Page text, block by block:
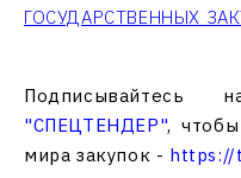
ГОСУДАРСТВЕННЫХ
Подписывайтесь
"СПЕЦТЕНДЕР",
мира закупок - https://